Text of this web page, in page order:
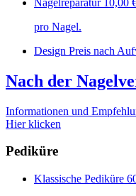
Nagelreparatur 10,00
pro Nagel.
Design Preis nach
Nach der
Informationen und
Hier klicken
Pediküre
Klassische Pediküre